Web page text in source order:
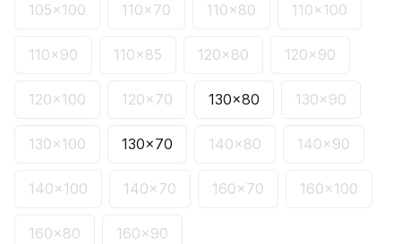
105x100 110x70 110x80 110x100
110x90 110x85 120x80 120x90
120x100 120x70 130x80 130x90
130x100 130x70 140x80 140x90
140x100 140x70 160x70 160x100
160x80 160x90